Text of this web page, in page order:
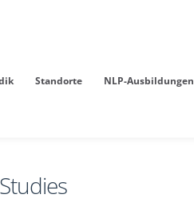
Standorte NLP-Ausbildungen